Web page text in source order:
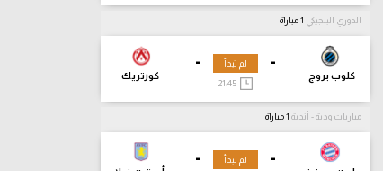
الدوري البلجيكي
-
كلوب بروج
-
كورتريك
لم تبدأ
مباريات ودية - أندية
-
-
لم تبدأ